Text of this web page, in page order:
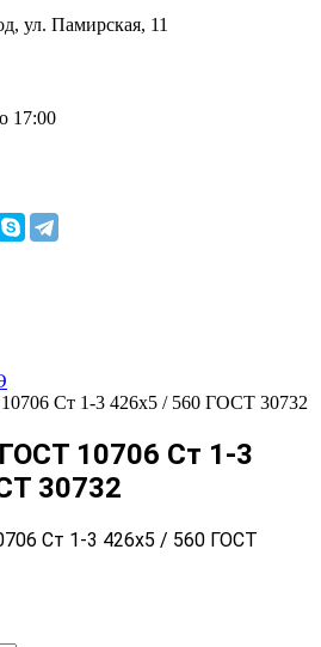
ул. Памирская, 11
17:00
Ст 1-3 426x5 / 560 ГОСТ 30732
10706 Ст 1-3
30732
Ст 1-3 426x5 / 560 ГОСТ